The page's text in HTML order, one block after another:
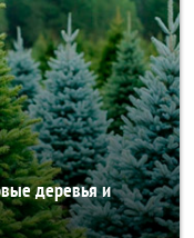
деревья и